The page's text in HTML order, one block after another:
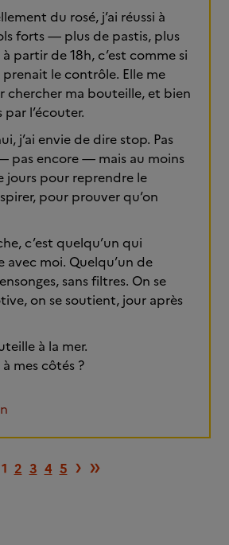
du rosé, j’ai réussi à
forts — plus de pastis, plus
partir de 18h, c’est comme si
le contrôle. Elle me
chercher ma bouteille, et bien
l’écouter.
j’ai envie de dire stop. Pas
pas encore — mais au moins
jours pour reprendre le
pour prouver qu’on
c’est quelqu’un qui
moi. Quelqu’un de
sans filtres. On se
on se soutient, jour après
à la mer.
mes côtés ?
1 2 3 4 5 Page suivante
› Dernière
»